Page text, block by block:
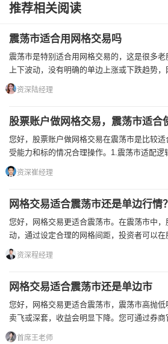
推荐相关阅读
震荡市适合用网格交易吗
震荡市是特别适合用网格交易的，这是很多
上下波动，没有明确的单边上涨或下跌趋势
资深陆经理
股票账户做网格交易，震荡市适合
您好，股票账户做网格交易在震荡市是比较
受能力和标的情况合理操作。1.震荡市适配逻
资深崔经理
网格交易适合震荡市还是单边行情？
您好，网格交易更适合震荡市。在震荡市中
动，通过设定合理的网格间距，投资者可以
资深程经理
网格交易适合震荡市还是单边市
您好，网格交易更适合震荡市，震荡市高抛
卖飞或深套，收益会明显下降。您可通过券
首席王老师